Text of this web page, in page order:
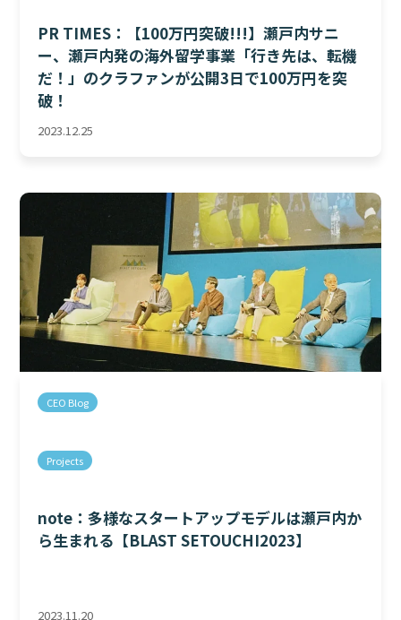
PR TIMES：【100万円突破!!!】瀬戸内サニ
ー、瀬戸内発の海外留学事業「行き先は、転機
だ！」のクラファンが公開3日で100万円を突
破！
2023.12.25
CEO Blog
Projects
note：多様なスタートアップモデルは瀬戸内か
ら生まれる【BLAST SETOUCHI2023】
2023.11.20